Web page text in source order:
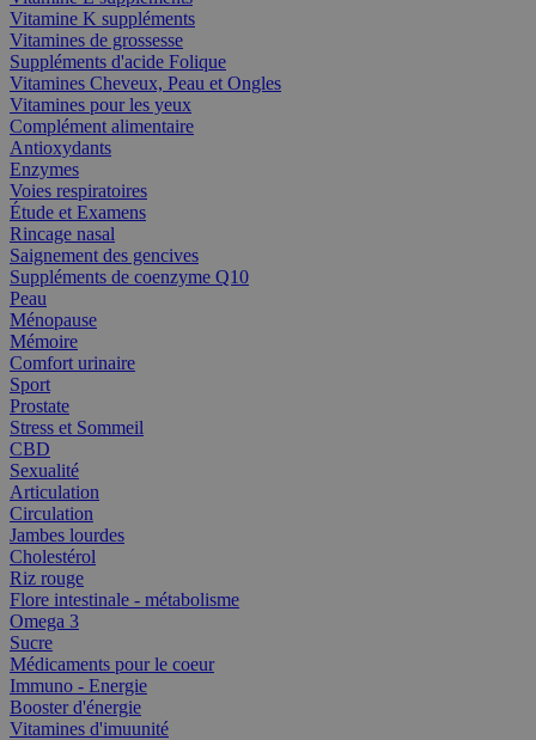
Vitamine K suppléments
Vitamines de grossesse
Suppléments d'acide Folique
Vitamines Cheveux, Peau et Ongles
Vitamines pour les yeux
Complément alimentaire
Antioxydants
Enzymes
Voies respiratoires
Étude et Examens
Rincage nasal
Saignement des gencives
Suppléments de coenzyme Q10
Peau
Ménopause
Mémoire
Comfort urinaire
Sport
Prostate
Stress et Sommeil
CBD
Sexualité
Articulation
Circulation
Jambes lourdes
Cholestérol
Riz rouge
Flore intestinale - métabolisme
Omega 3
Sucre
Médicaments pour le coeur
Immuno - Energie
Booster d'énergie
Vitamines d'imuunité